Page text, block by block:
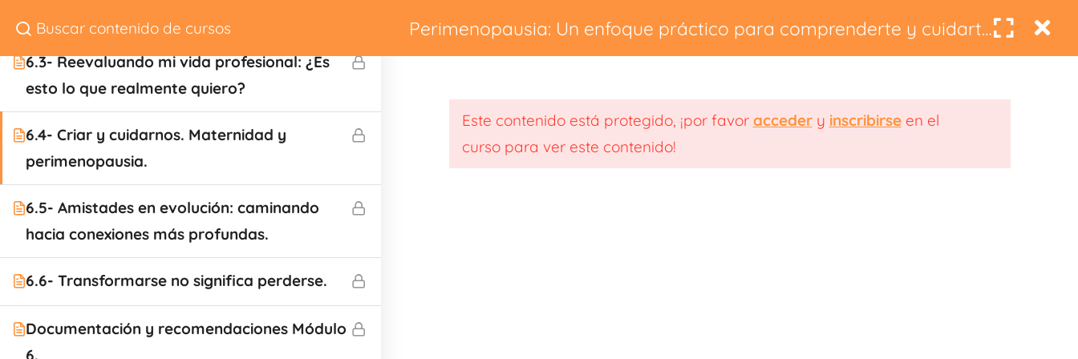
Terapia Contacto Pedir cita La Psicoescuela Blog 0
Perimenopausia: Un enfoque práctico para comprenderte y cuidarte
6.3- Reevaluando mi vida profesional: ¿Es
esto lo que realmente quiero?
6.4- Criar y cuidarnos. Maternidad y
perimenopausia.
6.5- Amistades en evolución: caminando
hacia conexiones más profundas.
6.6- Transformarse no significa perderse.
Documentación y recomendaciones Módulo
6.
Este contenido está protegido, ¡por favor accedery inscribirseen el
curso para ver este contenido!
info@rebecatorrijos.com